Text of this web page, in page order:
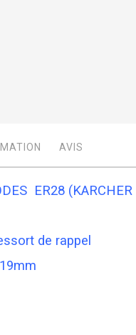
ER28 (KARCHER
de rappel
AVIS